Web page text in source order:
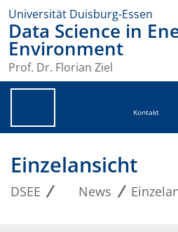
Universität Duisburg-Essen
Data Science in
Environment
Prof. Dr. Florian Ziel
Kontakt
Einzelansicht
DSEE News